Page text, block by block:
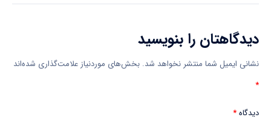
دیدگاهتان را بنویسید
نشانی ایمیل شما منتشر نخواهد شد. بخش‌های موردنیاز علامت‌گذاری شده‌اند
*
دیدگاه*